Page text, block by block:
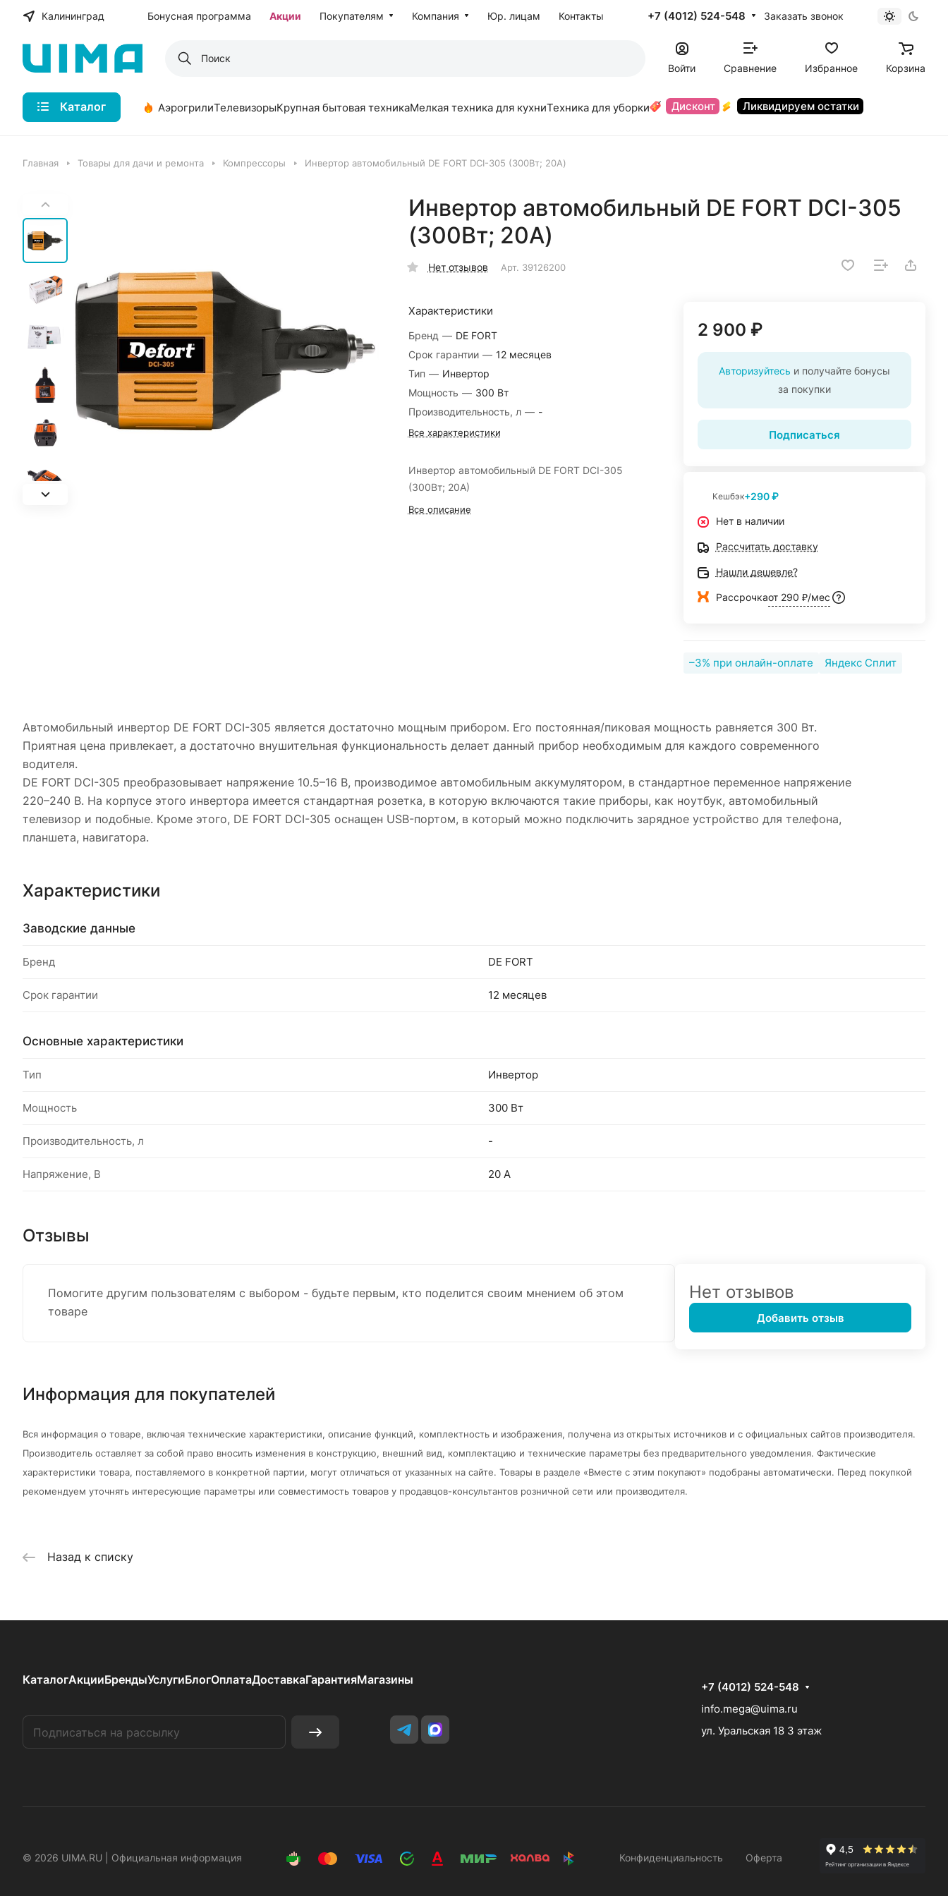
Калининград Бонусная программа Акции Покупателям Компания Юр. лицам Контакты +7 (4012) 524-548 Заказать звонок
Войти Сравнение Избранное Корзина
Каталог АэрогрилиТелевизорыКрупная бытовая техникаМелкая техника для кухниТехника для уборки Дисконт Ликвидируем остатки
Главная Товары для дачи и ремонта Компрессоры Инвертор автомобильный DE FORT DCI-305 (300Вт; 20А)
Инвертор автомобильный DE FORT DCI-305
(300Вт; 20А)
Нет отзывов Арт. 39126200
Характеристики
Бренд — DE FORT
Срок гарантии — 12 месяцев
Тип — Инвертор
Мощность — 300 Вт
Производительность, л — -
Все характеристики
Инвертор автомобильный DE FORT DCI-305
(300Вт; 20А)
Все описание
2 900 ₽
Авторизуйтесь и получайте бонусы
за покупки
Подписаться
Кешбэк+290 ₽
Нет в наличии
Рассчитать доставку
Нашли дешевле?
Рассрочкаот 290 ₽/мес
–3% при онлайн-оплате Яндекс Сплит
Автомобильный инвертор DE FORT DCI-305 является достаточно мощным прибором. Его постоянная/пиковая мощность равняется 300 Вт.
Приятная цена привлекает, а достаточно внушительная функциональность делает данный прибор необходимым для каждого современного
водителя.
DE FORT DCI-305 преобразовывает напряжение 10.5–16 В, производимое автомобильным аккумулятором, в стандартное переменное напряжение
220–240 В. На корпусе этого инвертора имеется стандартная розетка, в которую включаются такие приборы, как ноутбук, автомобильный
телевизор и подобные. Кроме этого, DE FORT DCI-305 оснащен USB-портом, в который можно подключить зарядное устройство для телефона,
планшета, навигатора.
Характеристики
Заводские данные
Бренд DE FORT
Срок гарантии 12 месяцев
Основные характеристики
Тип Инвертор
Мощность 300 Вт
Производительность, л -
Напряжение, В 20 А
Отзывы
Помогите другим пользователям с выбором - будьте первым, кто поделится своим мнением об этом
товаре
Нет отзывов
Добавить отзыв
Информация для покупателей
Вся информация о товаре, включая технические характеристики, описание функций, комплектность и изображения, получена из открытых источников и с официальных сайтов производителя.
Производитель оставляет за собой право вносить изменения в конструкцию, внешний вид, комплектацию и технические параметры без предварительного уведомления. Фактические
характеристики товара, поставляемого в конкретной партии, могут отличаться от указанных на сайте. Товары в разделе «Вместе с этим покупают» подобраны автоматически. Перед покупкой
рекомендуем уточнять интересующие параметры или совместимость товаров у продавцов-консультантов розничной сети или производителя.
Назад к списку
КаталогАкцииБрендыУслугиБлогОплатаДоставкаГарантияМагазины
+7 (4012) 524-548
info.mega@uima.ru
ул. Уральская 18 3 этаж
© 2026 UIMA.RU | Официальная информация Конфиденциальность Оферта